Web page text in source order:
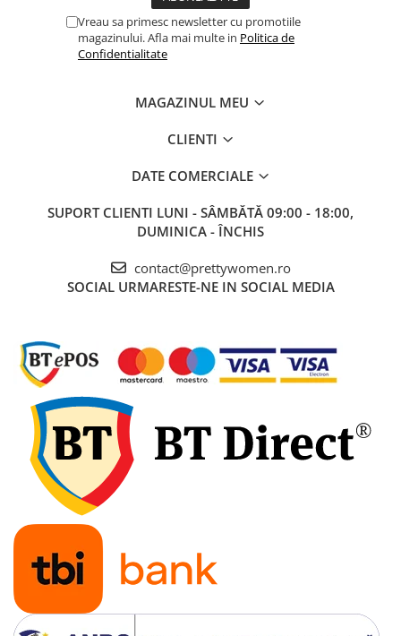
Vreau sa primesc newsletter cu promotiile
magazinului. Afla mai multe in Politica de
Confidentialitate
MAGAZINUL MEU
CLIENTI
DATE COMERCIALE
SUPORT CLIENTI LUNI - SÂMBĂTĂ 09:00 - 18:00,
DUMINICA - ÎNCHIS
contact@prettywomen.ro
SOCIAL URMARESTE-NE IN SOCIAL MEDIA